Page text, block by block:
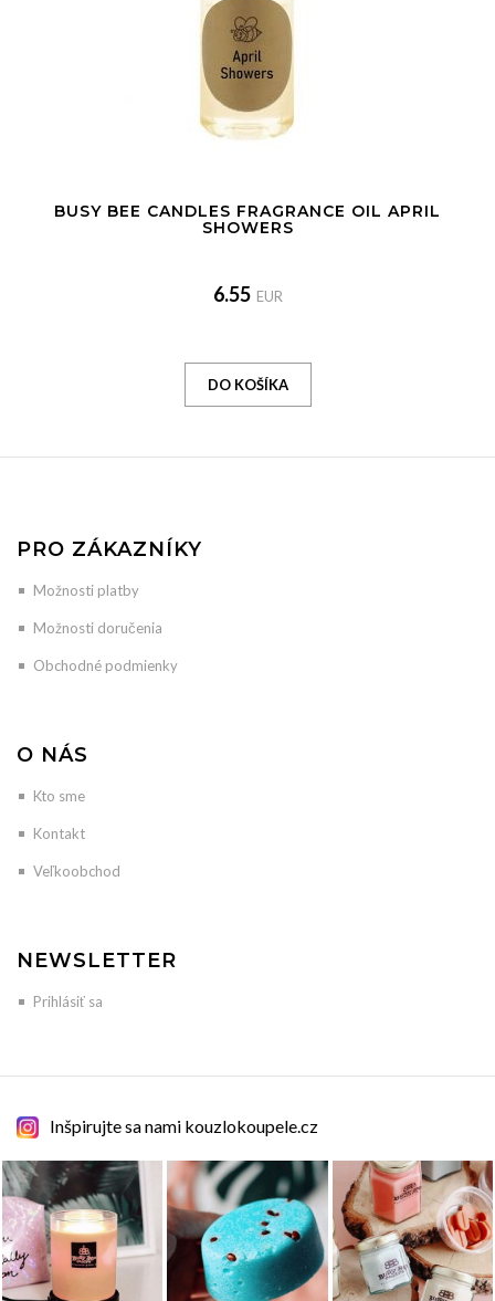
BUSY BEE CANDLES FRAGRANCE OIL APRIL
SHOWERS
6.55 EUR
PRO ZÁKAZNÍKY
Možnosti platby
Možnosti doručenia
Obchodné podmienky
O NÁS
Kto sme
Kontakt
Veľkoobchod
NEWSLETTER
Prihlásiť sa
Inšpirujte sa nami kouzlokoupele.cz